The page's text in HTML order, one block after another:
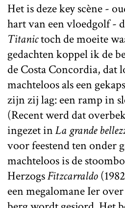
Het is deze key scène -
hart van een vloedgolf -
Titanictoch de moeite
gedachten koppel ik de
de Costa Concordia, dat
machteloos als een
zijn zij lag: een ramp in
(Recent werd dat
ingezet inLa grande
voor feestend ten onder
machteloos is de
HerzogsFitzcarraldo
een megalomane Ier